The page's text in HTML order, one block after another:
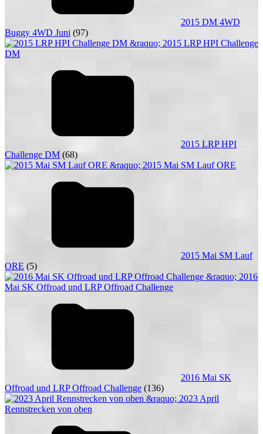
2015 DM 4WD
Buggy 4WD Juni (97)
2015 LRP HPI
Challenge DM (68)
2015 Mai SM Lauf
ORE (5)
2016 Mai SK
Offroad und LRP Offroad Challenge (136)